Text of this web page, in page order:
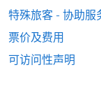
特殊旅客 - 协助服
票价及费用
可访问性声明